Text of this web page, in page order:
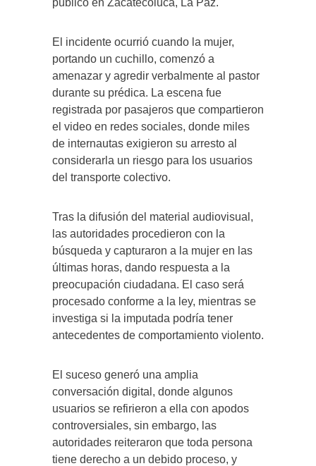
público en Zacatecoluca, La Paz.
El incidente ocurrió cuando la mujer,
portando un cuchillo, comenzó a
amenazar y agredir verbalmente al pastor
durante su prédica. La escena fue
registrada por pasajeros que compartieron
el video en redes sociales, donde miles
de internautas exigieron su arresto al
considerarla un riesgo para los usuarios
del transporte colectivo.
Tras la difusión del material audiovisual,
las autoridades procedieron con la
búsqueda y capturaron a la mujer en las
últimas horas, dando respuesta a la
preocupación ciudadana. El caso será
procesado conforme a la ley, mientras se
investiga si la imputada podría tener
antecedentes de comportamiento violento.
El suceso generó una amplia
conversación digital, donde algunos
usuarios se refirieron a ella con apodos
controversiales, sin embargo, las
autoridades reiteraron que toda persona
tiene derecho a un debido proceso, y